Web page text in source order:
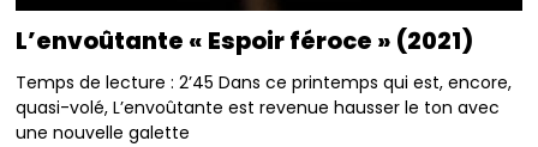
L’envoûtante « Espoir féroce » (2021)
Temps de lecture : 2’45 Dans ce printemps qui est, encore,
quasi-volé, L’envoûtante est revenue hausser le ton avec
une nouvelle galette